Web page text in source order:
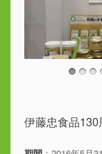
伊藤忠食品